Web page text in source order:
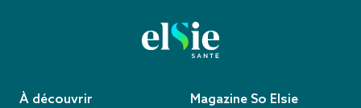
À découvrir Magazine So Elsie